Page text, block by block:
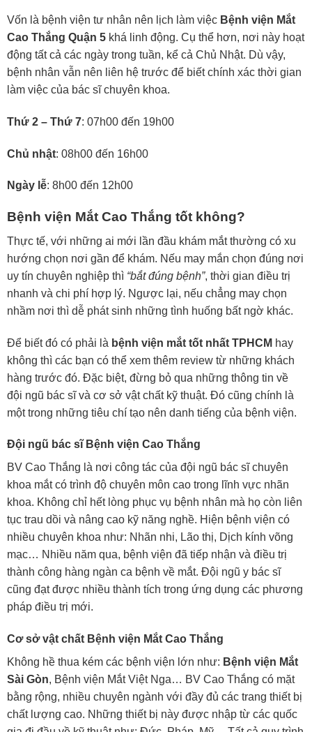
Vốn là bệnh viện tư nhân nên lịch làm việc Bệnh viện Mắt
Cao Thắng Quận 5khá linh động. Cụ thể hơn, nơi này hoạt
động tất cả các ngày trong tuần, kể cả Chủ Nhật. Dù vậy,
bệnh nhân vẫn nên liên hệ trước để biết chính xác thời gian
làm việc của bác sĩ chuyên khoa.
Thứ 2 – Thứ 7: 07h00 đến 19h00
Chủ nhật: 08h00 đến 16h00
Ngày lễ: 8h00 đến 12h00
Bệnh viện Mắt Cao Thắng tốt không?
Thực tế, với những ai mới lần đầu khám mắt thường có xu
hướng chọn nơi gần để khám. Nếu may mắn chọn đúng nơi
uy tín chuyên nghiệp thì “bắt đúng bệnh”, thời gian điều trị
nhanh và chi phí hợp lý. Ngược lại, nếu chẳng may chọn
nhầm nơi thì dễ phát sinh những tình huống bất ngờ khác.
Để biết đó có phải là bệnh viện mắt tốt nhất TPHCM hay
không thì các bạn có thể xem thêm review từ những khách
hàng trước đó. Đặc biệt, đừng bỏ qua những thông tin về
đội ngũ bác sĩ và cơ sở vật chất kỹ thuật. Đó cũng chính là
một trong những tiêu chí tạo nên danh tiếng của bệnh viện.
Đội ngũ bác sĩ Bệnh viện Cao Thắng
BV Cao Thắng là nơi công tác của đội ngũ bác sĩ chuyên
khoa mắt có trình độ chuyên môn cao trong lĩnh vực nhãn
khoa. Không chỉ hết lòng phục vụ bệnh nhân mà họ còn liên
tục trau dồi và nâng cao kỹ năng nghề. Hiện bệnh viện có
nhiều chuyên khoa như: Nhãn nhi, Lão thị, Dịch kính võng
mạc… Nhiều năm qua, bệnh viện đã tiếp nhận và điều trị
thành công hàng ngàn ca bệnh về mắt. Đội ngũ y bác sĩ
cũng đạt được nhiều thành tích trong ứng dụng các phương
pháp điều trị mới.
Cơ sở vật chất Bệnh viện Mắt Cao Thắng
Không hề thua kém các bệnh viện lớn như: Bệnh viện Mắt
Sài Gòn, Bệnh viện Mắt Việt Nga… BV Cao Thắng có mặt
bằng rộng, nhiều chuyên ngành với đầy đủ các trang thiết bị
chất lượng cao. Những thiết bị này được nhập từ các quốc